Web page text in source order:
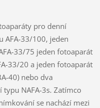
pro denní
AFA-33/100, jeden
33/75 jeden fotoaparát
33/20 a jeden fotoaparát
40) nebo dva
NAFA-3s. Zatímco
se nachází mezi